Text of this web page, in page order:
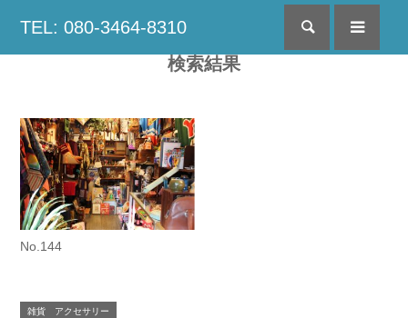
TEL: 080-3464-8310 検索
検索結果
No.144
雑貨 アクセサリー